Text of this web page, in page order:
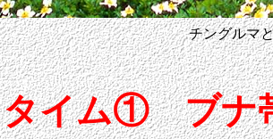
チングルマ
イム① ブナ